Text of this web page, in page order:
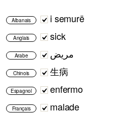
Albanais i semurë
Anglais sick
Arabe مريض
Chinois 生病
Espagnol enfermo
Français malade